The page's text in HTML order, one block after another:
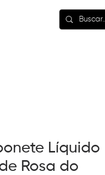
Líquido
Rosa do